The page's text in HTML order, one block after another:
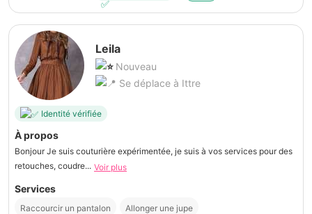
Leila
Nouveau
Se déplace à Ittre
Identité vérifiée
À propos
Bonjour Je suis couturière expérimentée, je suis à vos services pour des
retouches, coudre... Voir plus
Services
Raccourcir un pantalon Allonger une jupe